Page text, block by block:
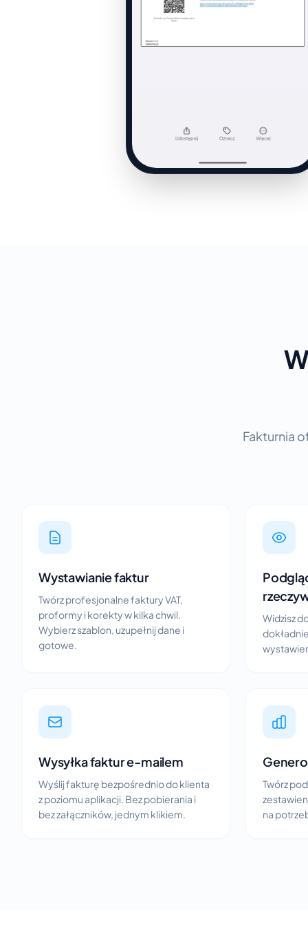
Fakturnia
Wystawianie faktur
Twórz profesjonalne faktury VAT,
proformy i korekty w kilka chwil.
Wybierz szablon, uzupełnij dane i
gotowe.
Widzisz
Wysyłka faktur e-mailem
Wyślij fakturę bezpośrednio do klienta
z poziomu aplikacji. Bez pobierania i
bez załączników, jednym klikiem.
Twórz
na